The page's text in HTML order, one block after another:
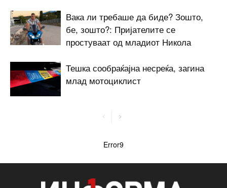
Вака ли требаше да биде? Зошто,
бе, зошто?: Пријателите се
простуваат од младиот Никола
Тешка сообраќајна несреќа, загина
млад мотоциклист
Error9